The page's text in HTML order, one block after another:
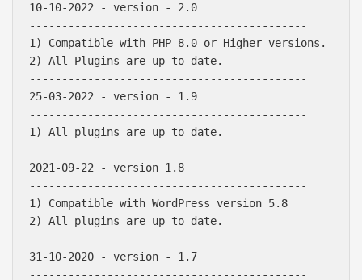
10-10-2022 - version - 2.0
-------------------------------------------
1) Compatible with PHP 8.0 or Higher versions.
2) All Plugins are up to date.
-------------------------------------------
25-03-2022 - version - 1.9
-------------------------------------------
1) All plugins are up to date.
-------------------------------------------
2021-09-22 - version 1.8
-------------------------------------------
1) Compatible with WordPress version 5.8
2) All plugins are up to date.
-------------------------------------------
31-10-2020 - version - 1.7
-------------------------------------------